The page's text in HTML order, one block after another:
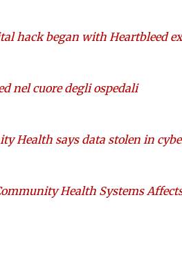
hack began with Heartbleed
nel cuore degli ospedali
Health says data stolen in
Health Systems